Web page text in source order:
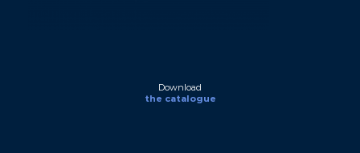
Download
the catalogue